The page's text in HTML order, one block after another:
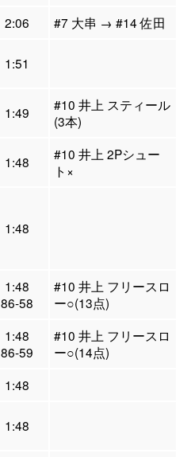
2:06
#7 大串 → #14 佐田
1:51
1:49
#10 井上 スティール
(3本)
1:48
#10 井上 2Pシュー
ト×
1:48
1:48
86-58
#10 井上 フリースロ
ー○(13点)
1:48
86-59
#10 井上 フリースロ
ー○(14点)
1:48
1:48